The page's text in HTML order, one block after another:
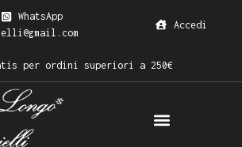
WhatsApp
Accedi
per ordini superiori a 250€